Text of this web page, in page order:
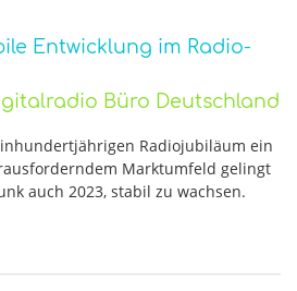
Entwicklung im Radio-
Büro Deutschland
Radiojubiläum ein
Marktumfeld gelingt
auch 2023, stabil zu wachsen.